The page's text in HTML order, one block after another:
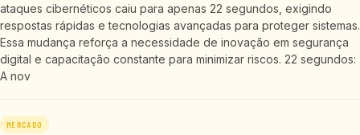
ataques cibernéticos caiu para apenas 22 segundos, exigindo
respostas rápidas e tecnologias avançadas para proteger sistemas.
Essa mudança reforça a necessidade de inovação em segurança
digital e capacitação constante para minimizar riscos. 22 segundos:
A nov
MERCADO